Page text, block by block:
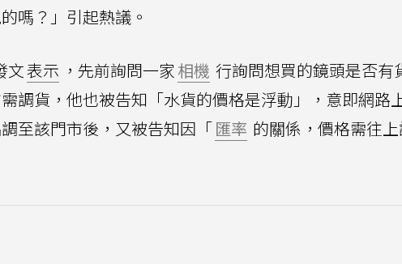
嗎？」引起熱議。
文表示 ，先前詢問一家 相機 行詢問想買的鏡頭是否有
調貨，他也被告知「水貨的價格是浮動」，意即網路
至該門市後，又被告知因「匯率 的關係，價格需往